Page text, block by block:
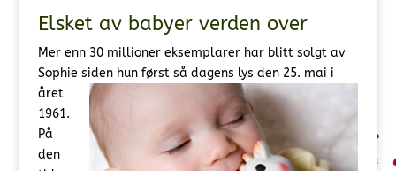
Elsket av babyer verden over
Mer enn 30 millioner eksemplarer har blitt solgt av
Sophie siden hun først så dagens lys den 25. mai i
året
1961.
På
den